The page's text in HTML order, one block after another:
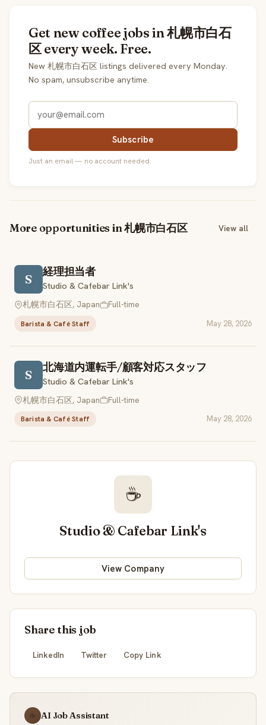
Get new coffee jobs in 札幌市白石
区 every week. Free.
New 札幌市白石区 listings delivered every Monday.
No spam, unsubscribe anytime.
Subscribe
Just an email — no account needed.
More opportunities in 札幌市白石区 View all
S
経理担当者
Studio & Cafebar Link's
札幌市白石区, Japan
Full-time
Barista & Café Staff May 28, 2026
S
北海道内運転手/顧客対応スタッフ
Studio & Cafebar Link's
札幌市白石区, Japan
Full-time
Barista & Café Staff May 28, 2026
☕
Studio & Cafebar Link's
View Company
Share this job
LinkedIn Twitter Copy Link
☕ AI Job Assistant